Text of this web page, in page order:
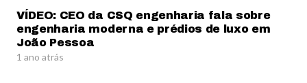
VÍDEO: CEO da CSQ engenharia fala sobre
engenharia moderna e prédios de luxo em
João Pessoa
1 ano atrás